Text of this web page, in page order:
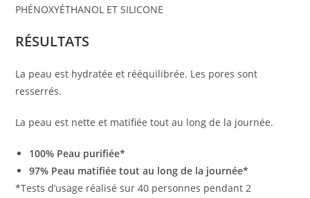
PHÉNOXYÉTHANOL ET SILICONE
RÉSULTATS
La peau est hydratée et rééquilibrée. Les pores sont
resserrés.
La peau est nette et matifiée tout au long de la journée.
100% Peau purifiée*
97% Peau matifiée tout au long de la journée*
*Tests d’usage réalisé sur 40 personnes pendant 2